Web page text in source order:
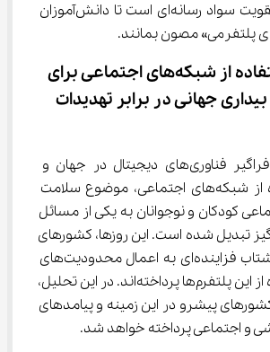
فضای مجازی و تقویت سواد رسانه‌ای است تا دانش‌آموزان
ممنوعیت استفاده از شبکه‌های اجتماعی برای
بیداری جهانی در برابر تهدیدات
با رشد سریع و فراگیر فناوری‌های دیجیتال در جهان و
گسترش استفاده از شبکه‌های اجتماعی، موضوع سلامت
کودکان و نوجوانان به یکی از مسائل
چالش‌برانگیز تبدیل شده است. این روزها، کشورهای
مختلف جهان با شتاب فزاینده‌ای به اعمال محدودیت‌های
قانونی در استفاده از این پلتفرم‌ها پرداخته‌اند. در این تحلیل،
پیشرو در این زمینه و پیامدهای
و اجتماعی پرداخته خواهد شد.